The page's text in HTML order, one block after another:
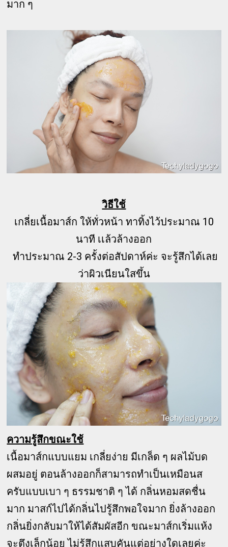
มาก ๆ
วิธีใช้
เกลี่ยเนื้อมาส์ก ให้ทั่วหน้า ทาทิ้งไว้ประมาณ 10
นาที เเล้วล้างออก
ทำประมาณ 2-3 ครั้งต่อสัปดาห์ค่ะ จะรู้สึกได้เลย
ว่าผิวเนียนใสขึ้น
ความรู้สึกขณะใช้
เนื้อมาส์กแบบแยม เกลี่ยง่าย มีเกล็ด ๆ ผลไม้บด
ผสมอยู่ ตอนล้างออกก็สามารถทำเป็นเหมือนส
ครับแบบเบา ๆ ธรรมชาติ ๆ ได้ กลิ่นหอมสดชื่น
มาก มาสก์ไปได้กลิ่นไปรู้สึกพอใจมาก ยิ่งล้างออก
กลิ่นยิ่งกลับมาให้ได้สัมผัสอีก ขณะมาส์กเริ่มแห้ง
จะตึงเล็กน้อย ไม่รู้สึกแสบคันแต่อย่างใดเลยค่ะ